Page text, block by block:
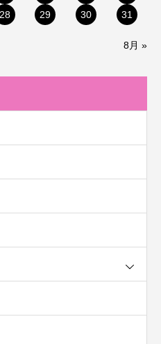
28 29 30 31
8月 »